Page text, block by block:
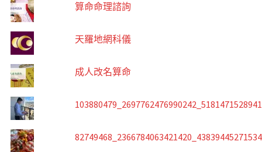
算命命理諮詢
天羅地網科儀
成人改名算命